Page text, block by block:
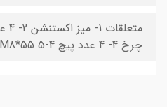
چرخ 4- 4 عدد پیچ M8*55 5-4 عدد مهره